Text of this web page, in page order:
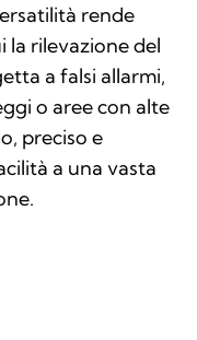
rende
la rilevazione del
a falsi allarmi,
o aree con alte
preciso e
a una vasta